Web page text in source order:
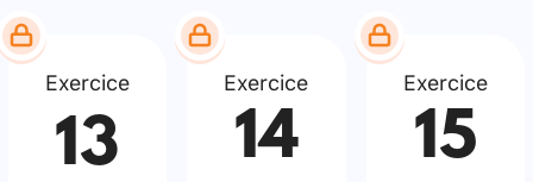
Exercice
13
Exercice
14
Exercice
15